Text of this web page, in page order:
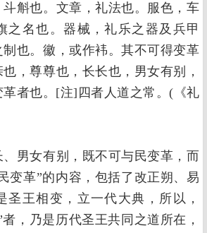
斛也。文章，礼法也。服色，车
之名也。器械，礼乐之器及兵甲
也。徽，或作袆。其不可得变革
，尊尊也，长长也，男女有别，
者也。[注]四者人道之常。(《礼
男女有别，既不可与民变革，而
变革”的内容，包括了改正朔、易
圣王相变，立一代大典，所以，
，乃是历代圣王共同之道所在，